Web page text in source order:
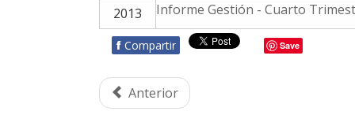
2013
Informe Gestión - Cuarto
f Compartir Save
Anterior